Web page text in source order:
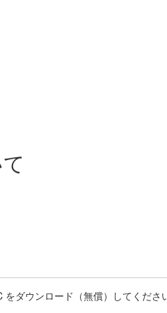
ダウンロード（無償）してくださ